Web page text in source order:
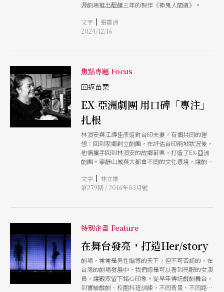
源劇場推出醞釀三年的製作《神鬼人間道》。
文字 | 張震洲
2024/12/16
焦點專題 Focus
回返苗栗
EX-亞洲劇團 用口碑「專注」
扎根
林浿安與江譚佳彥這對台印夫妻，有個共同的理
想：回到家鄉創立劇團，在評估台印兩地狀況後，
他倆攜手回到林浿安的故鄉苗栗，打造了EX-亞洲
劇團。寧靜山城與大都會不同的文化環境，讓劇團
市演出建立口碑以在故鄉存活，他們也針對當地特
色推出「亞洲假日劇場」，讓當地居民在假日能夠
文字 | 林立雄
第279期 / 2016年03月號
特別企畫 Feature
在舞台發亮，打造Her/story
劇場，常常是男性編導的天下，但不可否認的，在
台灣的劇場發展中，我們總是可以看到亮眼的女演
員，讓觀眾留下銘心印象。從早年傳統戲劇舞台，
到實驗戲劇、校園科班訓練，不同背景、不同路數